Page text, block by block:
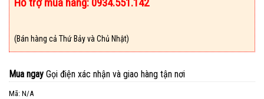
Hỗ trợ mua hàng: 0934.551.142
(Bán hàng cả Thứ Bảy và Chủ Nhật)
Mua ngay Gọi điện xác nhận và giao hàng tận nơi
Mã: N/A